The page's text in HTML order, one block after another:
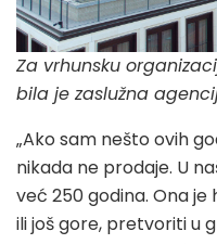
Za vrhunsku
bila je zaslužna
„Ako sam nešto ovih
nikada ne prodaje. U
već 250 godina. Ona
ili još gore, pretvoriti u